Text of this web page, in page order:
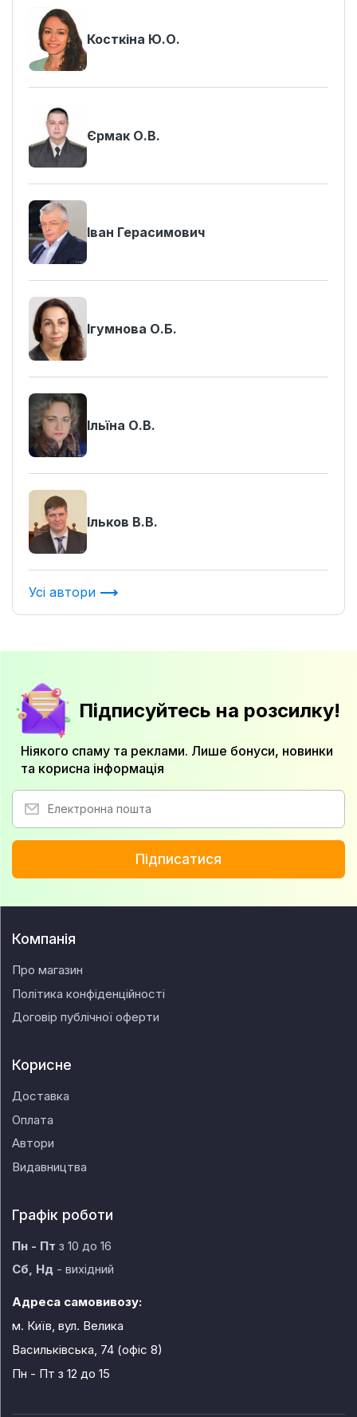
Косткіна Ю.О.
Єрмак О.В.
Іван Герасимович
Ігумнова О.Б.
Ільїна О.В.
Ільков В.В.
Усі автори
Підписуйтесь на розсилку!
Ніякого спаму та реклами. Лише бонуси, новинки
та корисна інформація
Підписатися
Компанія
Про магазин
Політика конфіденційності
Договір публічної оферти
Корисне
Доставка
Оплата
Автори
Видавництва
Графік роботи
Пн - Пт з 10 до 16
Сб, Нд - вихідний
Адреса самовивозу:
м. Київ, вул. Велика
Васильківська, 74 (офіс 8)
Пн - Пт з 12 до 15